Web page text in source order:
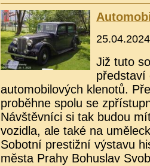
Již tuto
představí
automobilových klenotů.
proběhne spolu se
Návštěvníci si tak budou
vozidla, ale také na
Sobotní prestižní výstavu
města Prahy Bohuslav